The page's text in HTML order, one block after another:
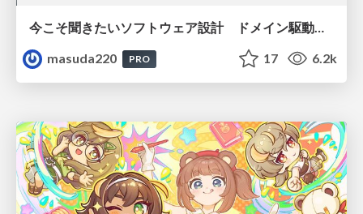
今こそ聞きたいソフトウェア設計 ドメイン駆動設計再入門
masuda220
PRO 17 6.2k